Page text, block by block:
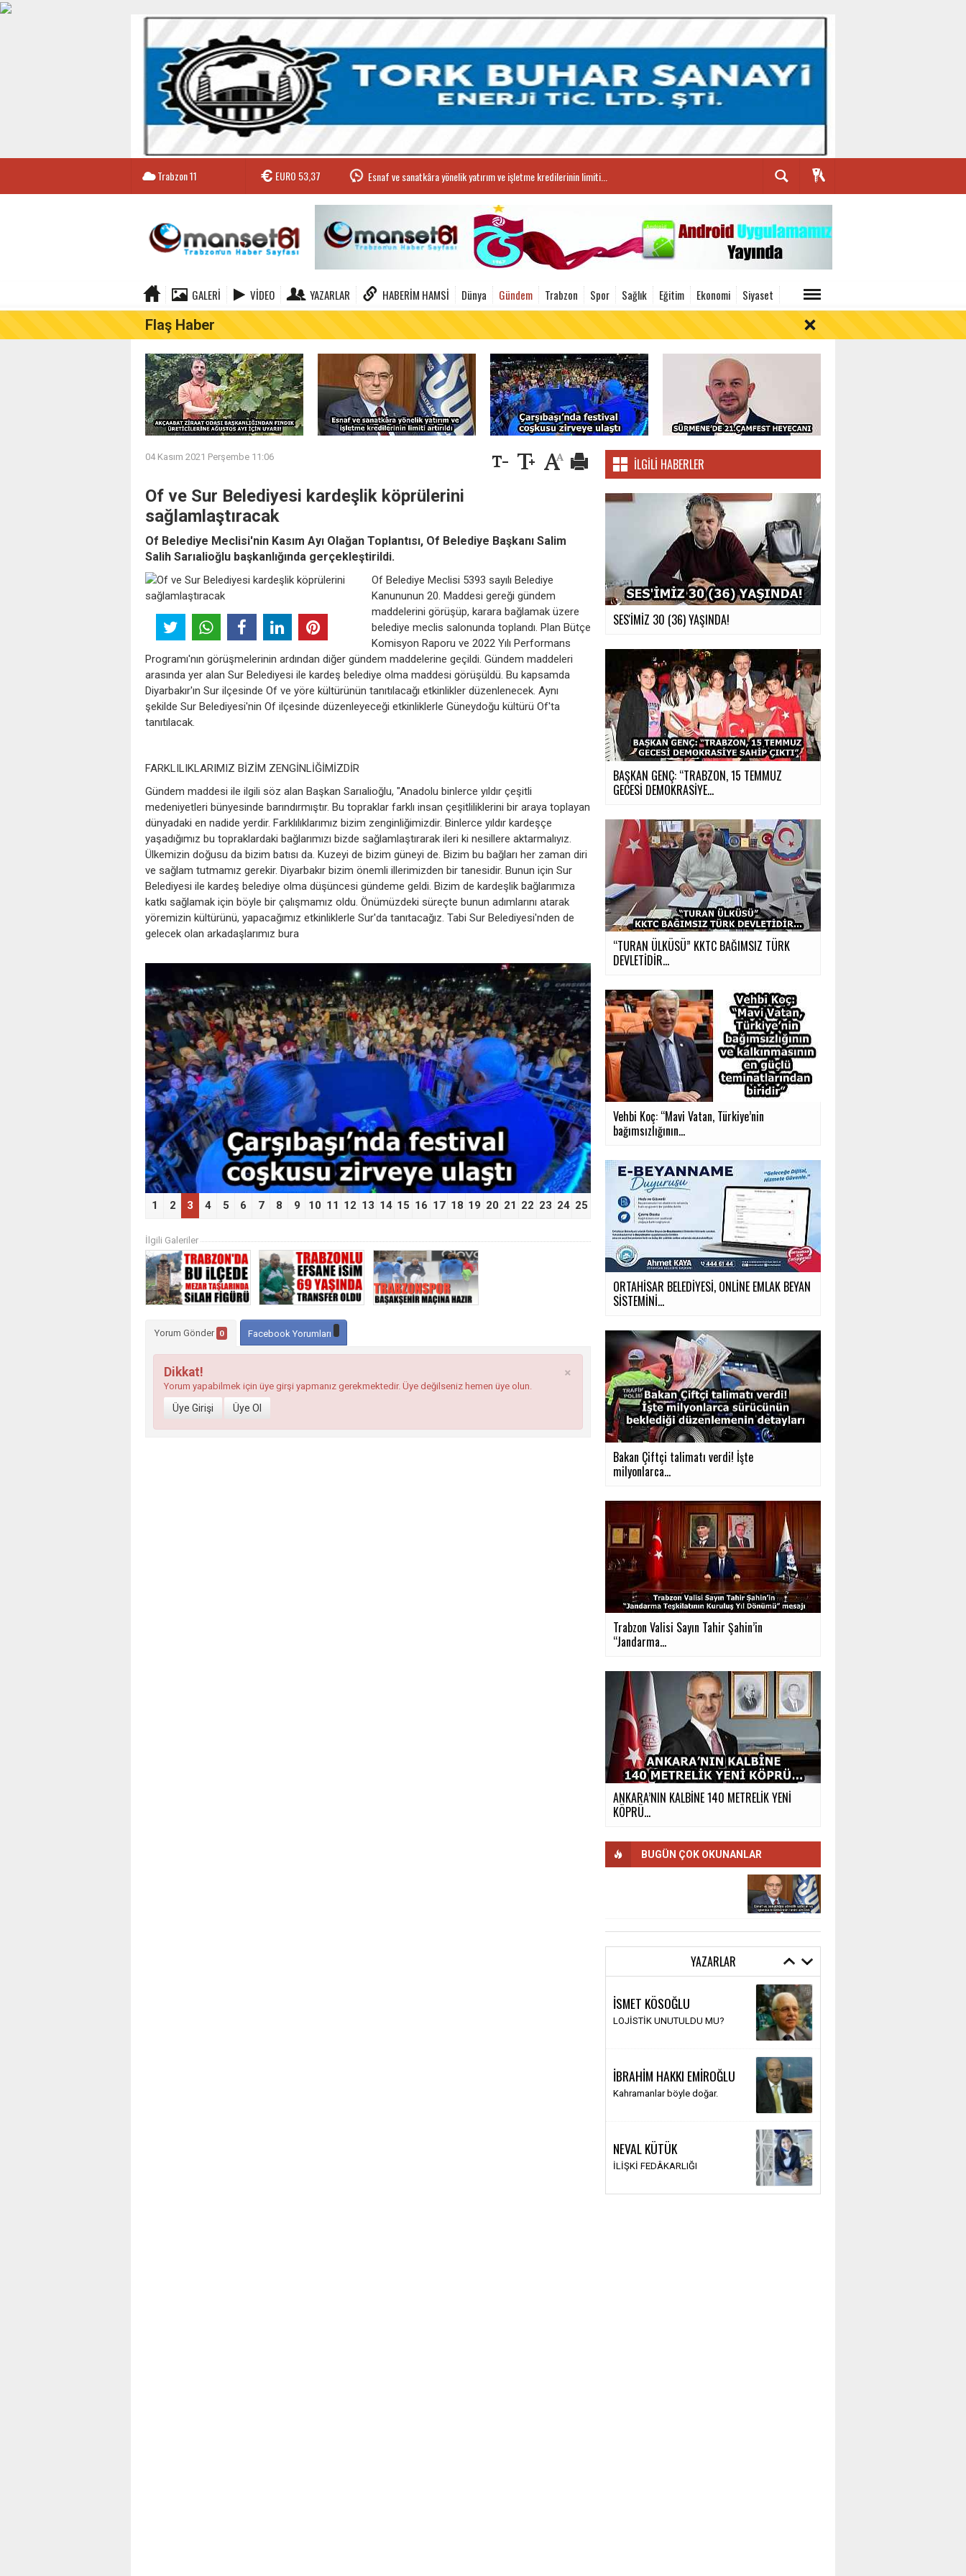
Trabzon11 EURO53,37 Esnaf ve sanatkâra yönelik yatırım ve işletme kredilerinin limiti...
GALERI VIDEO YAZARLAR HABERIM HAMSI Dünya Gündem Trabzon Spor Sağlık Eğitim Ekonomi Siyaset
Flaş Haber
AKÇAABAT ZİRAAT ODASI BAŞKANLIĞINDAN FINDIK ÜRETİCİLERİNE AĞUSTOS AYI İÇİN UYARI!
04 Kasım 2021 Perşembe 11:06
Of ve Sur Belediyesi kardeşlik köprülerini
sağlamlaştıracak
Of Belediye Meclisi'nin Kasım Ayı Olağan Toplantısı, Of Belediye Başkanı Salim
Salih Sarıalioğlu başkanlığında gerçekleştirildi.
Of Belediye Meclisi 5393 sayılı Belediye
Kanununun 20. Maddesi gereği gündem
maddelerini görüşüp, karara bağlamak üzere
belediye meclis salonunda toplandı. Plan Bütçe
Komisyon Raporu ve 2022 Yılı Performans
Programı'nın görüşmelerinin ardından diğer gündem maddelerine geçildi. Gündem maddeleri
arasında yer alan Sur Belediyesi ile kardeş belediye olma maddesi görüşüldü. Bu kapsamda
Diyarbakır'ın Sur ilçesinde Of ve yöre kültürünün tanıtılacağı etkinlikler düzenlenecek. Aynı
şekilde Sur Belediyesi'nin Of ilçesinde düzenleyeceği etkinliklerle Güneydoğu kültürü Of'ta
tanıtılacak.
FARKLILIKLARIMIZ BİZİM ZENGİNLİĞİMİZDİR
Gündem maddesi ile ilgili söz alan Başkan Sarıalioğlu, "Anadolu binlerce yıldır çeşitli
medeniyetleri bünyesinde barındırmıştır. Bu topraklar farklı insan çeşitliliklerini bir araya toplayan
dünyadaki en nadide yerdir. Farklılıklarımız bizim zenginliğimizdir. Binlerce yıldır kardeşçe
yaşadığımız bu topraklardaki bağlarımızı bizde sağlamlaştırarak ileri ki nesillere aktarmalıyız.
Ülkemizin doğusu da bizim batısı da. Kuzeyi de bizim güneyi de. Bizim bu bağları her zaman diri
ve sağlam tutmamız gerekir. Diyarbakır bizim önemli illerimizden bir tanesidir. Bunun için Sur
Belediyesi ile kardeş belediye olma düşüncesi gündeme geldi. Bizim de kardeşlik bağlarımıza
katkı sağlamak için böyle bir çalışmamız oldu. Önümüzdeki süreçte bunun adımlarını atarak
yöremizin kültürünü, yapacağımız etkinliklerle Sur'da tanıtacağız. Tabi Sur Belediyesi'nden de
gelecek olan arkadaşlarımız bura
1 2 3 4 5 6 7 8 9 10 11 12 13 14 15 16 17 18 19 20 21 22 23 24 25
›
İlgili Galeriler
Yorum Gönder 0 Facebook Yorumları
×
Dikkat!
Yorum yapabilmek için üye girşi yapmanız gerekmektedir. Üye değilseniz hemen üye olun.
Üye Girişi Üye Ol
İLGILI HABERLER
SES'İMİZ 30 (36) YAŞINDA!
BAŞKAN GENÇ: “TRABZON, 15 TEMMUZ
GECESİ DEMOKRASİYE...
“TURAN ÜLKÜSÜ” KKTC BAĞIMSIZ TÜRK
DEVLETİDİR…
Vehbi Koç: “Mavi Vatan, Türkiye’nin
bağımsızlığının...
ORTAHİSAR BELEDİYESİ, ONLİNE EMLAK BEYAN
SİSTEMİNİ...
Bakan Çiftçi talimatı verdi! İşte
milyonlarca...
Trabzon Valisi Sayın Tahir Şahin’in
“Jandarma...
ANKARA’NIN KALBİNE 140 METRELİK YENİ
KÖPRÜ…
BUGÜN ÇOK OKUNANLAR
YAZARLAR
İSMET KÖSOĞLU
LOJİSTİK UNUTULDU MU?
İBRAHİM HAKKI EMİROĞLU
Kahramanlar böyle doğar.
NEVAL KÜTÜK
İLİŞKİ FEDÂKARLIĞI